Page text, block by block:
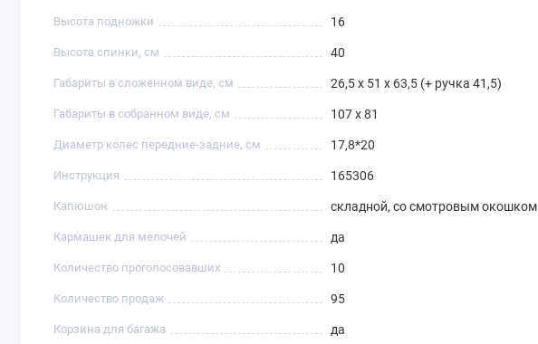
Высота подножки 16
Высота спинки, см 40
Габариты в сложенном виде, см 26,5 х 51 х 63,5 (+ ручка 41,5)
Габариты в собранном виде, см 107 х 81
Диаметр колес передние-задние, см 17,8*20
Инструкция 165306
Капюшон складной, со смотровым окошком
Кармашек для мелочей да
Количество проголосовавших 10
Количество продаж 95
Корзина для багажа да